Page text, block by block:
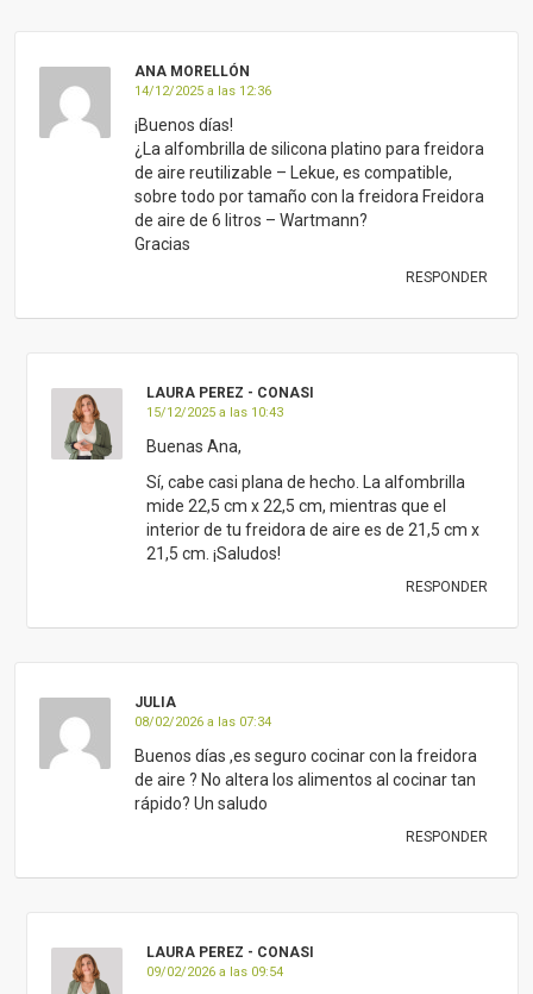
ANA MORELLÓN
14/12/2025 a las 12:36
¡Buenos días!
¿La alfombrilla de silicona platino para freidora
de aire reutilizable – Lekue, es compatible,
sobre todo por tamaño con la freidora Freidora
de aire de 6 litros – Wartmann?
Gracias
RESPONDER
LAURA PEREZ - CONASI
15/12/2025 a las 10:43
Buenas Ana,
Sí, cabe casi plana de hecho. La alfombrilla
mide 22,5 cm x 22,5 cm, mientras que el
interior de tu freidora de aire es de 21,5 cm x
21,5 cm. ¡Saludos!
RESPONDER
JULIA
08/02/2026 a las 07:34
Buenos días ,es seguro cocinar con la freidora
de aire ? No altera los alimentos al cocinar tan
rápido? Un saludo
RESPONDER
LAURA PEREZ - CONASI
09/02/2026 a las 09:54